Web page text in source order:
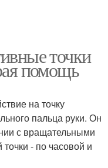
точки
помощь
на точку
пальца руки. Он
с вращательными
- по часовой и